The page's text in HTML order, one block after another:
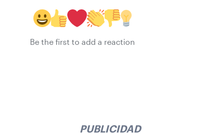
Be the first to add a reaction
PUBLICIDAD